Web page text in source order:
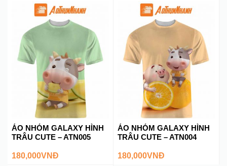
ÁO NHÓM GALAXY HÌNH
TRÂU CUTE – ATN005
180,000VNĐ
ÁO NHÓM GALAXY HÌNH
TRÂU CUTE – ATN004
180,000VNĐ